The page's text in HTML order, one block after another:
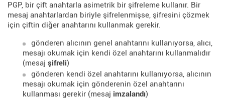
PGP, bir çift anahtarla asimetrik bir şifreleme kullanır. Bir
mesaj anahtarlardan biriyle şifrelenmişse, şifresini çözmek
için çiftin diğer anahtarını kullanmak gerekir.
gönderen alıcının genel anahtarını kullanıyorsa, alıcı,
mesajı okumak için kendi özel anahtarını kullanmalıdır
(mesaj şifreli)
gönderen kendi özel anahtarını kullanıyorsa, alıcının
mesajı okumak için gönderenin özel anahtarını
kullanması gerekir (mesaj imzalandı)